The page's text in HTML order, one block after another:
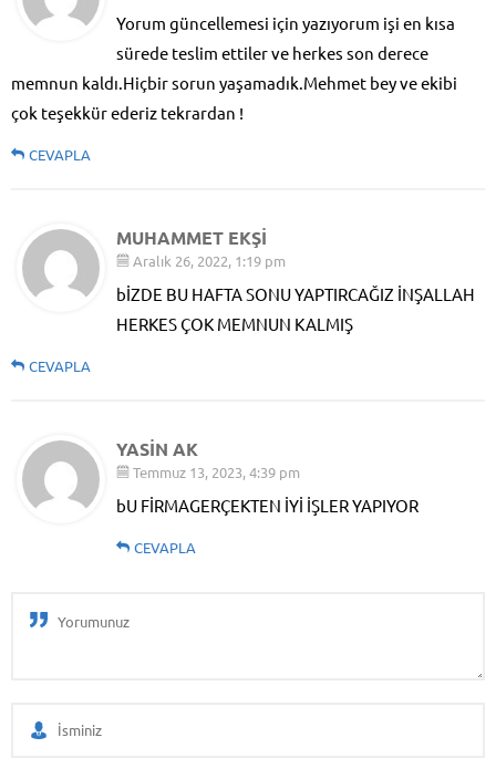
Yorum güncellemesi için yazıyorum işi en kısa
sürede teslim ettiler ve herkes son derece
memnun kaldı.Hiçbir sorun yaşamadık.Mehmet bey ve ekibi
çok teşekkür ederiz tekrardan !
CEVAPLA
MUHAMMET EKŞİ
Aralık 26, 2022, 1:19 pm
bİZDE BU HAFTA SONU YAPTIRCAĞIZ İNŞALLAH
HERKES ÇOK MEMNUN KALMIŞ
CEVAPLA
YASİN AK
Temmuz 13, 2023, 4:39 pm
bU FİRMAGERÇEKTEN İYİ İŞLER YAPIYOR
CEVAPLA